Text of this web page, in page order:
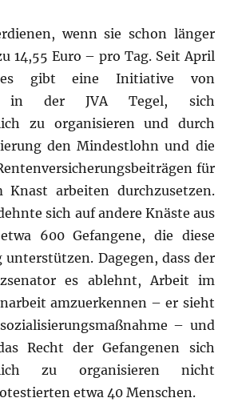
wenn sie schon länger
14,55 Euro – pro Tag. Seit April
gibt eine Initiative von
in der JVA Tegel, sich
zu organisieren und durch
den Mindestlohn und die
für
Knast arbeiten durchzusetzen.
sich auf andere Knäste aus
600 Gefangene, die diese
unterstützen. Dagegen, dass der
es ablehnt, Arbeit im
amzuerkennen – er sieht
– und
Recht der Gefangenen sich
zu organisieren nicht
etwa 40 Menschen.